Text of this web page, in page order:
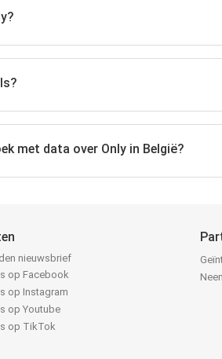
met data over Only in België?
nieuwsbrief
op Facebook
op Instagram
op Youtube
op TikTok